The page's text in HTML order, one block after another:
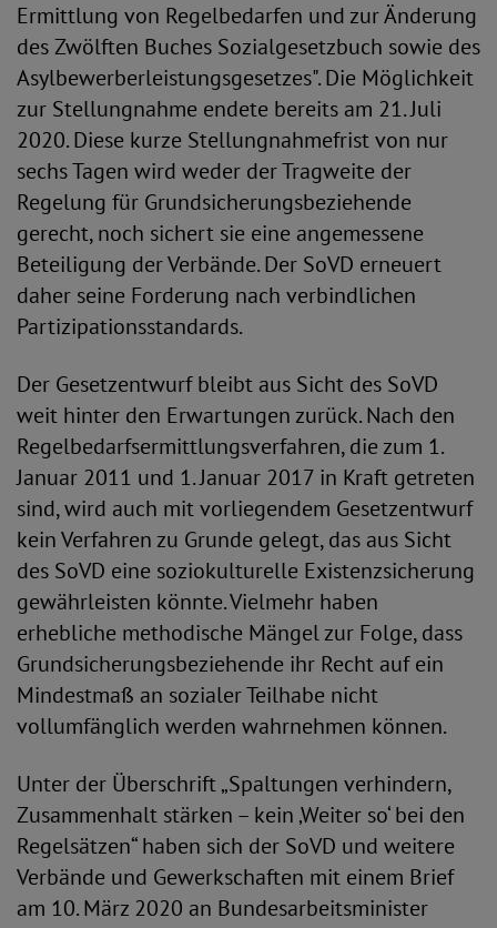
Ermittlung von Regelbedarfen und zur Änderung
des Zwölften Buches Sozialgesetzbuch sowie des
Asylbewerberleistungsgesetzes". Die Möglichkeit
zur Stellungnahme endete bereits am 21. Juli
2020. Diese kurze Stellungnahmefrist von nur
sechs Tagen wird weder der Tragweite der
Regelung für Grundsicherungsbeziehende
gerecht, noch sichert sie eine angemessene
Beteiligung der Verbände. Der SoVD erneuert
daher seine Forderung nach verbindlichen
Partizipationsstandards.
Der Gesetzentwurf bleibt aus Sicht des SoVD
weit hinter den Erwartungen zurück. Nach den
Regelbedarfsermittlungsverfahren, die zum 1.
Januar 2011 und 1. Januar 2017 in Kraft getreten
sind, wird auch mit vorliegendem Gesetzentwurf
kein Verfahren zu Grunde gelegt, das aus Sicht
des SoVD eine soziokulturelle Existenzsicherung
gewährleisten könnte. Vielmehr haben
erhebliche methodische Mängel zur Folge, dass
Grundsicherungsbeziehende ihr Recht auf ein
Mindestmaß an sozialer Teilhabe nicht
vollumfänglich werden wahrnehmen können.
Unter der Überschrift „Spaltungen verhindern,
Zusammenhalt stärken – kein ‚Weiter so‘ bei den
Regelsätzen“ haben sich der SoVD und weitere
Verbände und Gewerkschaften mit einem Brief
am 10. März 2020 an Bundesarbeitsminister